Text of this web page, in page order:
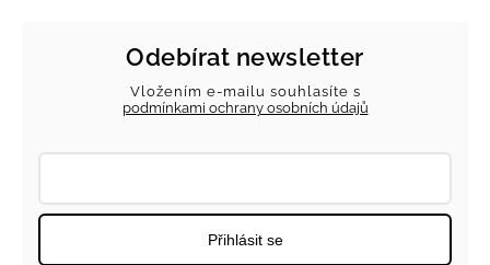
Odebírat newsletter
Vložením e-mailu souhlasíte s
podmínkami ochrany osobních údajů
Přihlásit se